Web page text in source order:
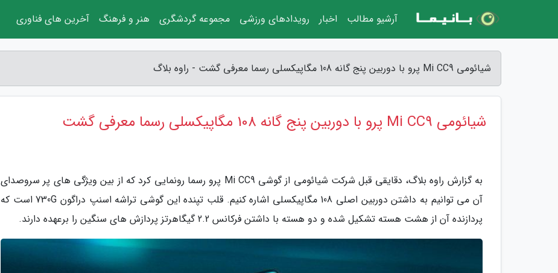
شیائومی Mi CC9 پرو با دوربین پنج گانه 108 مگاپیکسلی رسما معرفی گشت - راوه بلاگ
شیائومی Mi CC9 پرو با دوربین پنج گانه 108 مگاپیکسلی رسما معرفی گشت
به گزارش راوه بلاگ، دقایقی قبل شرکت شیائومی از گوشی Mi CC9 پرو رسما رونمایی کرد که از بین ویژگی های پر سروصدای
آن می توانیم به داشتن دوربین اصلی 108 مگاپیکسلی اشاره کنیم. قلب تپنده این گوشی تراشه اسنپ دراگون 730G است که
پردازنده آن از هشت هسته تشکیل شده و دو هسته با داشتن فرکانس 2.2 گیگاهرتز پردازش های سنگین را برعهده دارند.
آرشیو مطالب اخبار رویدادهای ورزشی مجموعه گردشگری هنر و فرهنگ آخرین های فناوری